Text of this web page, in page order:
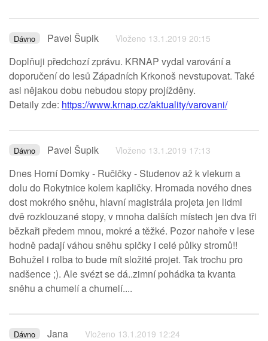
Dávno Pavel Šupik Vloženo 13.1.2019 20:15
Doplňuji předchozí zprávu. KRNAP vydal varování a
doporučení do lesů Západních Krkonoš nevstupovat. Také
asi nějakou dobu nebudou stopy projížděny.
Detaily zde: https://www.krnap.cz/aktuality/varovani/
Dávno Pavel Šupik Vloženo 13.1.2019 17:13
Dnes Horní Domky - Ručičky - Studenov až k vlekum a
dolu do Rokytnice kolem kapličky. Hromada nového dnes
dost mokrého sněhu, hlavní magistrála projeta jen lidmi
dvě rozklouzané stopy, v mnoha dalších místech jen dva tři
bězkaři předem mnou, mokré a těžké. Pozor nahoře v lese
hodně padají váhou sněhu spičky i celé půlky stromů!!
Bohužel i rolba to bude mít složité projet. Tak trochu pro
nadšence ;). Ale svézt se dá..zimní pohádka ta kvanta
sněhu a chumelí a chumelí....
Dávno Jana Vloženo 13.1.2019 12:24